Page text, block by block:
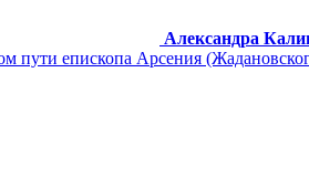
Александра
епископа Арсения